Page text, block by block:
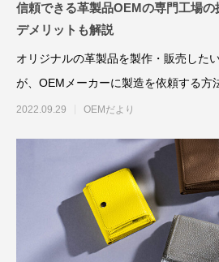
信頼できる革製品OEMの専門工場
デメリットも解説
オリジナルの革製品を製作・販売した
が、OEMメーカーに製造を依頼する方
は、数あるOEM工場
2022.09.29 OEMだより